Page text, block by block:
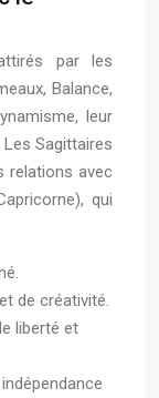
par les
Balance,
leur
Sagittaires
relations avec
qui
de créativité.
liberté et